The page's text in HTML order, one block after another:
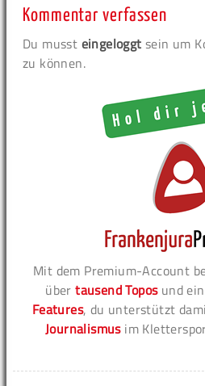
Kommentar verfassen
Du musst eingeloggt sein um
zu können.
Mit dem Premium-Account
übertausend Toposund
Features, du unterstützt
Journalismusim